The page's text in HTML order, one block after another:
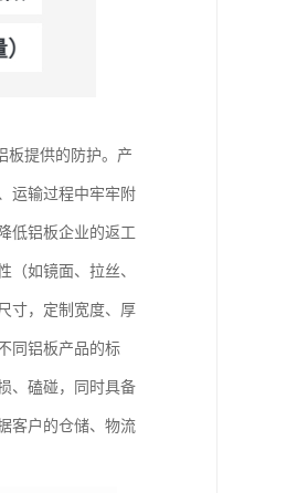
板提供的防护。产
运输过程中牢牢附
低铝板企业的返工
如镜面、拉丝、
寸，定制宽度、厚
同铝板产品的标
、磕碰，同时具备
客户的仓储、物流